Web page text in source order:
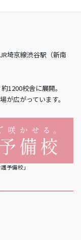
埼京線渋谷駅（新南
1200校舎に展開。
が広がっています。
予備校」